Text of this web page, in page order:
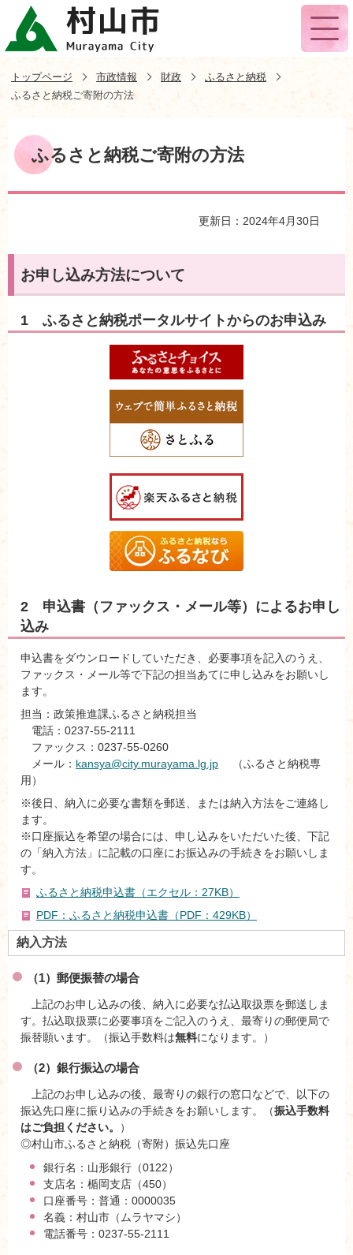
トップページ 市政情報 財政
ふるさと納税
ふるさと納税ご寄附の方法
ふるさと納税ご寄附の方法
更新日：2024年4月30日
お申し込み方法について
1 ふるさと納税ポータルサイトからのお申込み
2 申込書（ファックス・メール等）によるお申し
込み
申込書をダウンロードしていただき、必要事項を記入のうえ、
ファックス・メール等で下記の担当あてに申し込みをお願いし
ます。
担当：政策推進課ふるさと納税担当
電話：0237-55-2111
ファックス：0237-55-0260
メール： kansya@city.murayama.lg.jp （ふるさと納税専
用）
※後日、納入に必要な書類を郵送、または納入方法をご連絡し
ます。
※口座振込を希望の場合には、申し込みをいただいた後、下記
の「納入方法」に記載の口座にお振込みの手続きをお願いしま
す。
ふるさと納税申込書（エクセル：27KB）
PDF：ふるさと納税申込書（PDF：429KB）
納入方法
（1）郵便振替の場合
上記のお申し込みの後、納入に必要な払込取扱票を郵送しま
す。払込取扱票に必要事項をご記入のうえ、最寄りの郵便局で
振替願います。（振込手数料は無料になります。）
（2）銀行振込の場合
上記のお申し込みの後、最寄りの銀行の窓口などで、以下の
振込先口座に振り込みの手続きをお願いします。（振込手数料
はご負担ください。
）
◎村山市ふるさと納税（寄附）振込先口座
銀行名：山形銀行（0122）
支店名：楯岡支店（450）
口座番号：普通：0000035
名義：村山市（ムラヤマシ）
電話番号：0237-55-2111